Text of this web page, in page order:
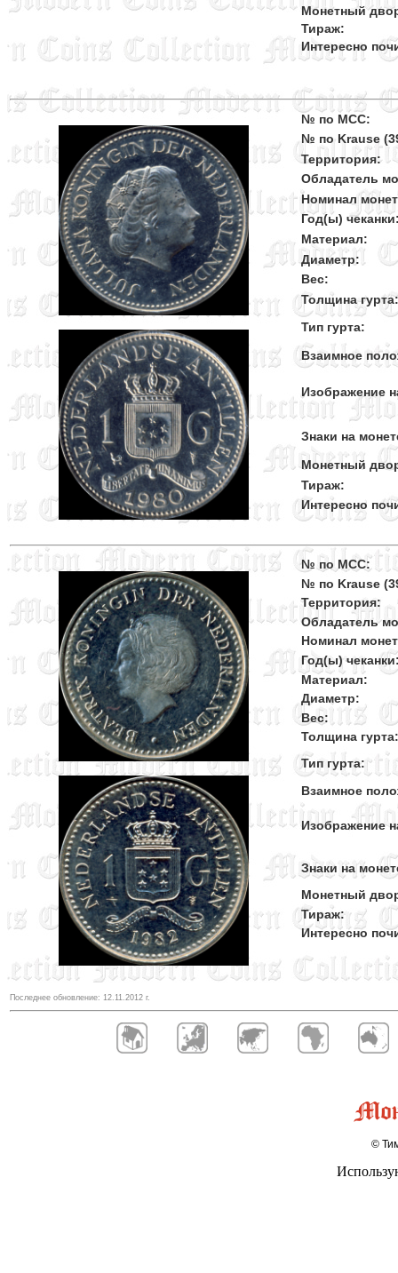
Монетный
Тираж:
Интересно
№ по MCC:
№ по Krause
Территория:
Обладатель
Номинал
Год(ы)
Материал:
Диаметр:
Вес:
Толщина гурта:
Тип гурта:
Взаимное
Изображение
Знаки на
Монетный
Тираж:
Интересно
№ по MCC:
№ по Krause
Территория:
Обладатель
Номинал
Год(ы)
Материал:
Диаметр:
Вес:
Толщина гурта:
Тип гурта:
Взаимное
Изображение
Знаки на
Монетный
Тираж:
Интересно
Последнее обновление: 12.11.2012 г.
©